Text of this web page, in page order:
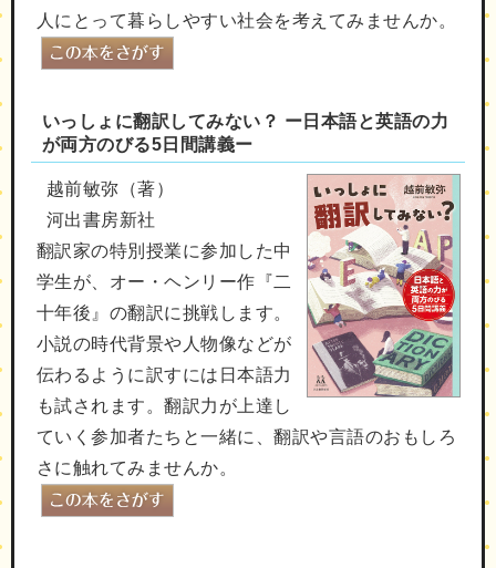
人にとって暮らしやすい社会を考えてみませんか。
いっしょに翻訳してみない？ ー日本語と英語の力
が両方のびる5日間講義ー
越前敏弥（著）
河出書房新社
翻訳家の特別授業に参加した中
学生が、オー・ヘンリー作『二
十年後』の翻訳に挑戦します。
小説の時代背景や人物像などが
伝わるように訳すには日本語力
も試されます。翻訳力が上達し
ていく参加者たちと一緒に、翻訳や言語のおもしろ
さに触れてみませんか。